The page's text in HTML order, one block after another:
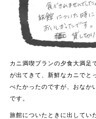
カニ満喫プランの夕食大満足
が出てきて、新鮮なカニで と
べたかったのですが、 おなか
です。
旅館についたときに出してい